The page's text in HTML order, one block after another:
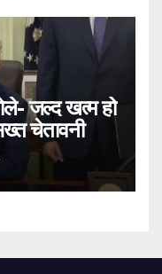
जल्द खत्म हो
चेतावनी